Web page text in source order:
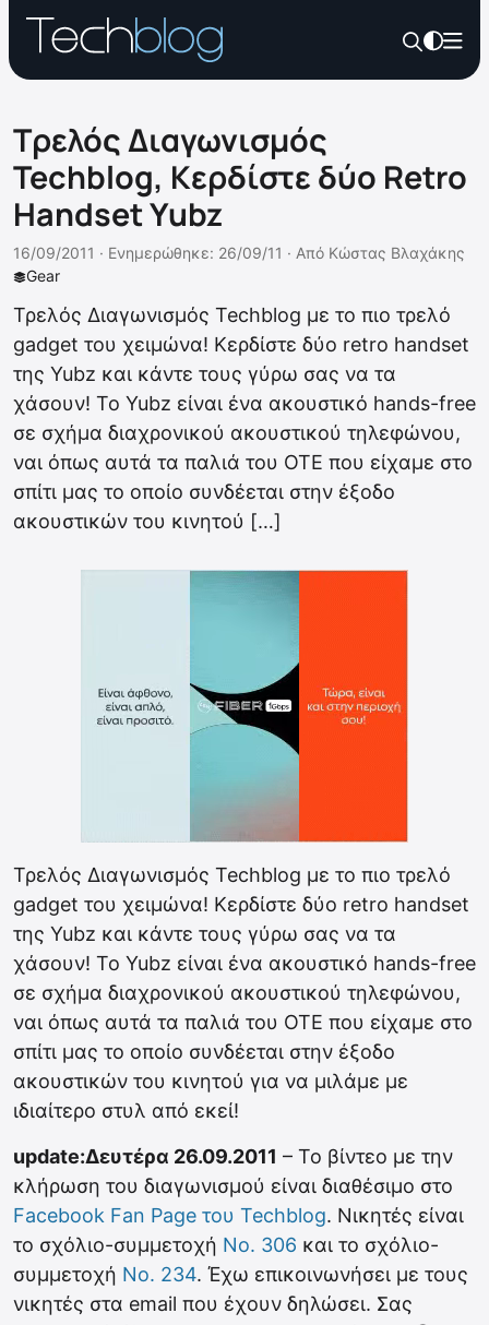
Τρελός Διαγωνισμός
Techblog, Κερδίστε δύο Retro
Handset Yubz
Gear
16/09/2011 · Ενημερώθηκε: 26/09/11 · Από Κώστας Βλαχάκης
Τρελός Διαγωνισμός Techblog με το πιο τρελό
gadget του χειμώνα! Κερδίστε δύο retro handset
της Yubz και κάντε τους γύρω σας να τα
χάσουν! Το Yubz είναι ένα ακουστικό hands-free
σε σχήμα διαχρονικού ακουστικού τηλεφώνου,
ναι όπως αυτά τα παλιά του OTE που είχαμε στο
σπίτι μας το οποίο συνδέεται στην έξοδο
ακουστικών του κινητού […]
Τρελός Διαγωνισμός Techblog με το πιο τρελό
gadget του χειμώνα! Κερδίστε δύο retro handset
της Yubz και κάντε τους γύρω σας να τα
χάσουν! Το Yubz είναι ένα ακουστικό hands-free
σε σχήμα διαχρονικού ακουστικού τηλεφώνου,
ναι όπως αυτά τα παλιά του OTE που είχαμε στο
σπίτι μας το οποίο συνδέεται στην έξοδο
ακουστικών του κινητού για να μιλάμε με
ιδιαίτερο στυλ από εκεί!
update:Δευτέρα 26.09.2011 – Το βίντεο με την
κλήρωση του διαγωνισμού είναι διαθέσιμο στο
Facebook Fan Page του Techblog. Νικητές είναι
το σχόλιο-συμμετοχή Νο. 306 και το σχόλιο-
συμμετοχή Νο. 234. Έχω επικοινωνήσει με τους
νικητές στα email που έχουν δηλώσει. Σας